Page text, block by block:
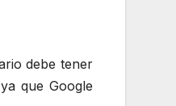
debe tener
que Google